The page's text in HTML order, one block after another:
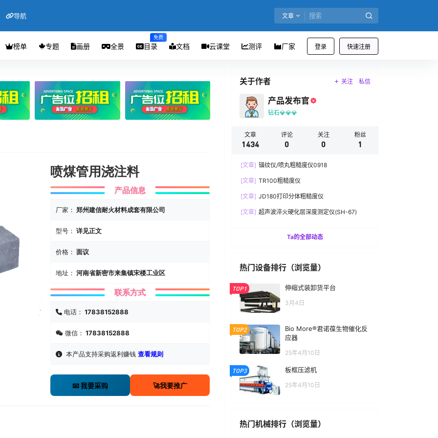
导航 文章
登录 快速注册
榜单 专题 画册 全景 目录
免费
文档 云课堂 测评 厂家
喷煤管用浇注料
产品信息
厂家： 郑州建信耐火材料成套有限公司
型号： 详见正文
价格： 面议
地址： 河南省新密市来集镇宋楼工业区
联系方式
电话： 17838152888
微信： 17838152888
本产品支持采购返利赚钱 查看规则
📧 我要采购 🚀我要推广
关于作者 关注 私信
产品发布官
钻石💎💎💎
文章
1434
评论
0
关注
0
粉丝
1
[文章] 锚纹仪/喷丸粗糙度仪0918
[文章] TR100粗糙度仪
[文章] JD180打印分体粗糙度仪
[文章] 超声波淬火硬化层深度测定仪(SH-67)
Ta的全部动态
热门设备排行（浏览量）
TOP1 伸缩式装卸货平台
3月4日
TOP2
Bio More®君诺葆生物催化反
应器
25年4月10日
TOP3 板框压滤机
25年4月10日
热门机械排行（浏览量）